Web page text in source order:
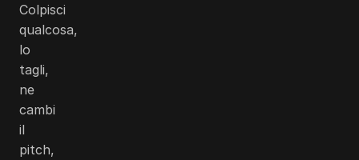
Colpisci
qualcosa,
lo
tagli,
ne
cambi
il
pitch,